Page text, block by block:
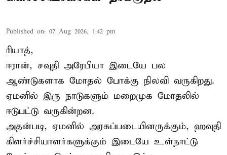
Published on: 07 Aug 2026, 1:42 pm
ரியாத்,
ஈரான், சவுதி அரேபியா இடையே பல
ஆண்டுகளாக மோதல் போக்கு நிலவி வருகிறது.
ஏமனில் இரு நாடுகளும் மறைமுக மோதலில்
ஈடுபட்டு வருகின்றன.
அதன்படி, ஏமனில் அரசுப்படையினருக்கும், ஹவுதி
கிளர்ச்சியாளர்களுக்கும் இடையே உள்நாட்டு